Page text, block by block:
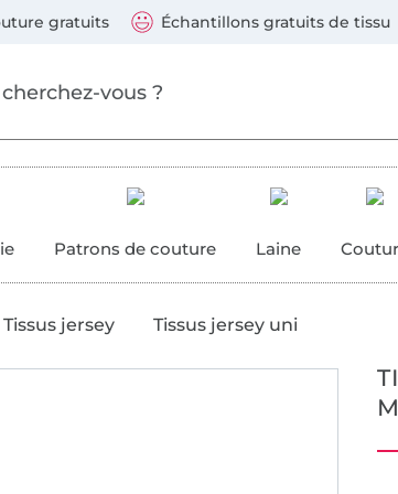
gratuits Échantillons gratuits de tissu
Patrons de couture Laine
Tissus jersey Tissus jersey uni
suivants : Visa, Mastercard, Carte bleue,